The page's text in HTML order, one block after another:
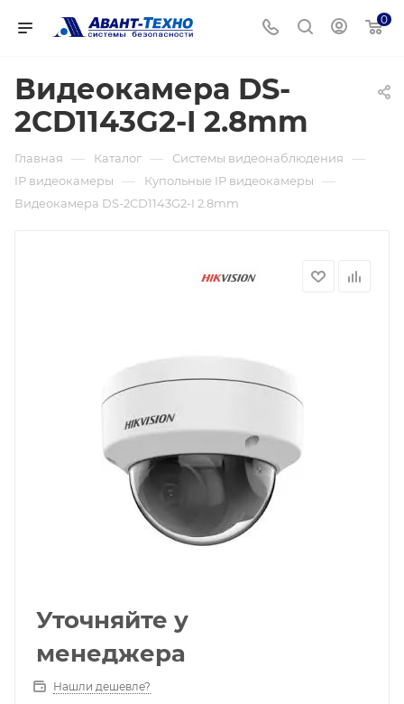
0
Видеокамера DS-
2CD1143G2-I 2.8mm
Главная — Каталог — Системы видеонаблюдения —
IP видеокамеры — Купольные IP видеокамеры —
Видеокамера DS-2CD1143G2-I 2.8mm
Уточняйте у
менеджера
Нашли дешевле?